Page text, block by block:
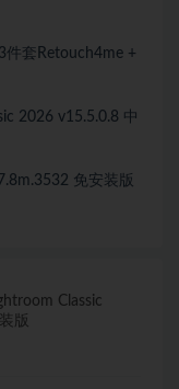
套Retouch4me +
2026 v15.5.0.8 中
免安装版
Classic
版